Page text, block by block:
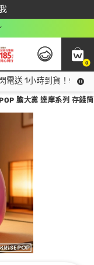
0
電送 1小時到貨！領神
膽大黨 達摩系列 存錢